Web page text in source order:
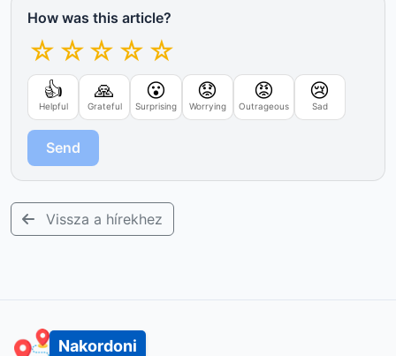
How was this article?
☆ ☆☆ ☆ ☆
👍
Helpful
🙏
Grateful
😮
Surprising
😟
Worrying
😡
Outrageous
😢
Sad
Send
Vissza a hírekhez
Nakordoni